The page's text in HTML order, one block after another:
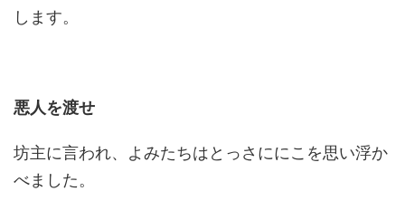
します。
悪人を渡せ
坊主に言われ、よみたちはとっさににこを思い浮か
べました。